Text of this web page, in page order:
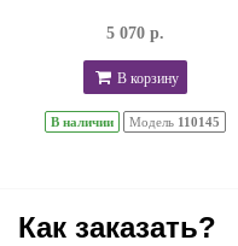
5 070 р.
В корзину
В наличии Модель 110145
Как заказать?